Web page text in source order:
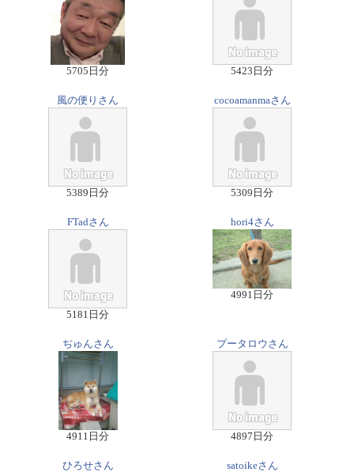
5705日分 5423日分
風の便りさん
5389日分
cocoamanmaさん
5309日分
FTadさん
5181日分
hori4さん
4991日分
ぢゅんさん
4911日分
プータロウさん
4897日分
ひろせさん satoikeさん